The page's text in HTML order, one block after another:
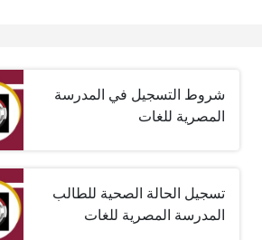
شروط التسجيل في المدرسة
المصرية للغات
تسجيل الحالة الصحية للطالب
المدرسة المصرية للغات